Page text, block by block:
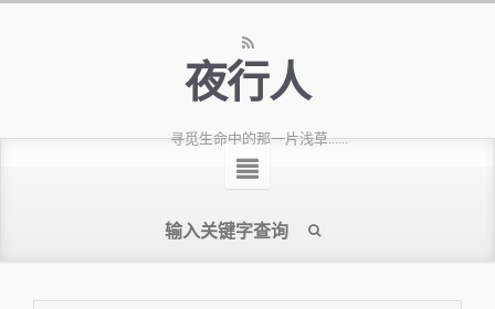
夜行人
寻觅生命中的那一片浅草......